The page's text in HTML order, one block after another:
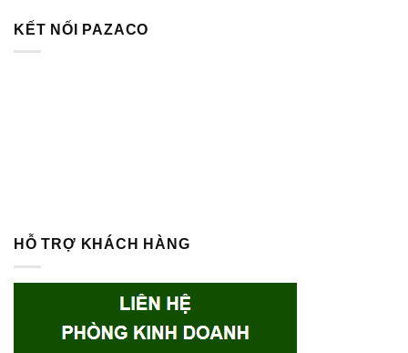
KẾT NỐI PAZACO
HỖ TRỢ KHÁCH HÀNG